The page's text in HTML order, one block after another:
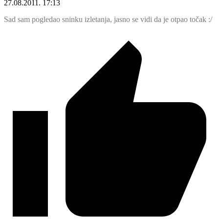
27.08.2011. 17:13
Sad sam pogledao sninku izletanja, jasno se vidi da je otpao točak :/